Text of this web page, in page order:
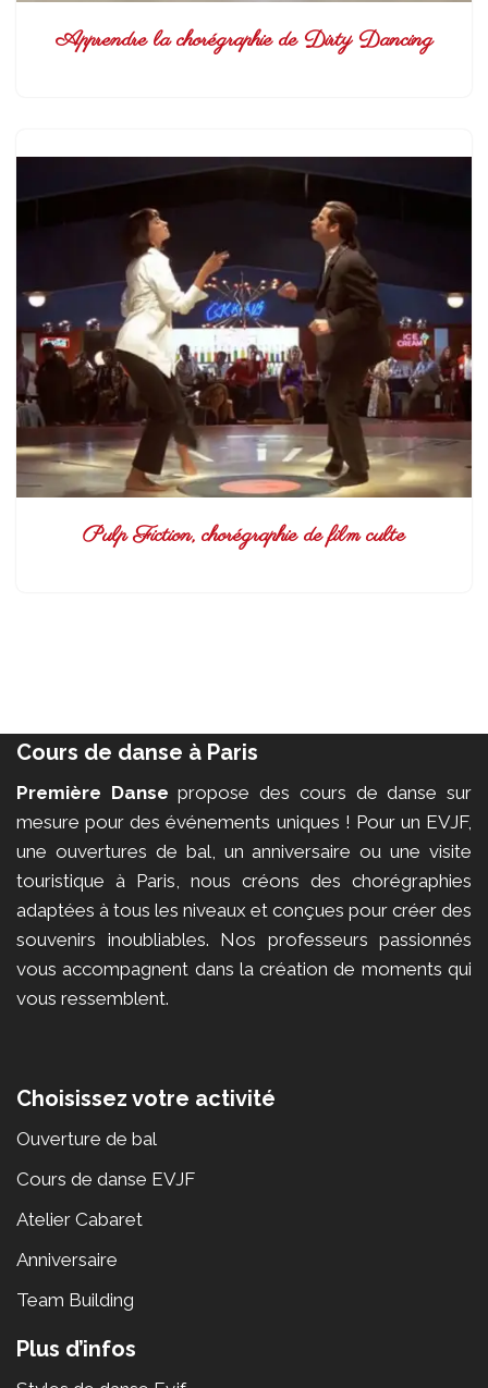
Apprendre la chorégraphie de Dirty Dancing
Pulp Fiction, chorégraphie de film culte
Cours de danse à Paris
Première Danse propose des cours de danse sur
mesure pour des événements uniques ! Pour un EVJF,
une ouvertures de bal, un anniversaire ou une visite
touristique à Paris, nous créons des chorégraphies
adaptées à tous les niveaux et conçues pour créer des
souvenirs inoubliables. Nos professeurs passionnés
vous accompagnent dans la création de moments qui
vous ressemblent.
Choisissez votre activité
Ouverture de bal
Cours de danse EVJF
Atelier Cabaret
Anniversaire
Team Building
Plus d’infos